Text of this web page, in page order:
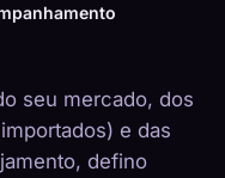
seu mercado, dos
e das
defino